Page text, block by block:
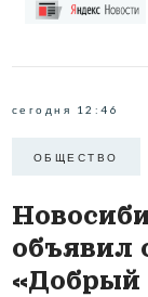
сегодня 12:46
ОБЩЕСТВО
объявил
«Добрый